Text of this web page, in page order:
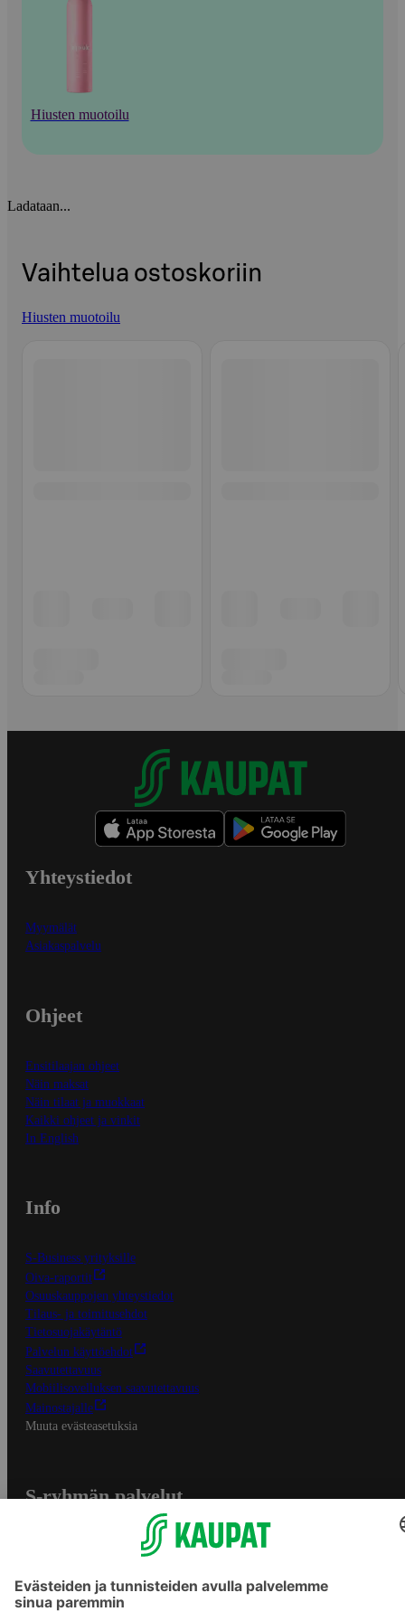
Hiusten muotoilu
Ladataan...
Vaihtelua ostoskoriin
Hiusten muotoilu
Yhteystiedot
Myymälät
Asiakaspalvelu
Ohjeet
Ensitilaajan ohjeet
Näin maksat
Näin tilaat ja muokkaat
Kaikki ohjeet ja vinkit
In English
Info
S-Business yrityksille
Oiva-raportit
Osuuskauppojen yhteystiedot
Tilaus- ja toimitusehdot
Tietosuojakäytäntö
Palvelun käyttöehdot
Saavutettavuus
Mobiilisovelluksen saavutettavuus
Mainostajalle
Muuta evästeasetuksia
S-ryhmän palvelut
Yhteishyvä Ruoka -sovellus
S-ostoslista -sovellus